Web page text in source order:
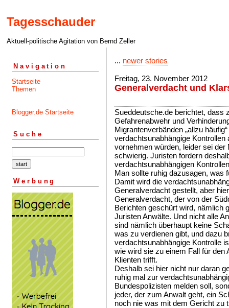
Tagesschauder
Aktuell-politische Agitation von Bernd Zeller
Navigation
Startseite
Themen
Blogger.de Startseite
Suche
Werbung
... newer stories
Freitag, 23. November 2012
Generalverdacht und
Sueddeutsche.de berichtet, dass
Gefahrenabwehr und
Migrantenverbänden „allzu
verdachtsunabhängige
vornehmen würden, leider sei
schwierig. Juristen fordern
verdachtsunabhängigen
Man sollte ruhig dazusagen, was
Damit wird die
Generalverdacht gestellt, aber
Generalverdacht, der von der
Berichten geschürt wird, nämlich
Juristen Anwälte. Und nicht alle
sind nämlich überhaupt keine
was zu verdienen gibt, und dazu
verdachtsunabhängige Kontrolle
wie wird sie zu einem Fall für den
Klienten trifft.
Deshalb sei hier nicht nur daran
ruhig mal zur
Bundespolizisten melden soll,
jeder, der zum Anwalt geht, ein
noch nie was mit dem Gericht zu